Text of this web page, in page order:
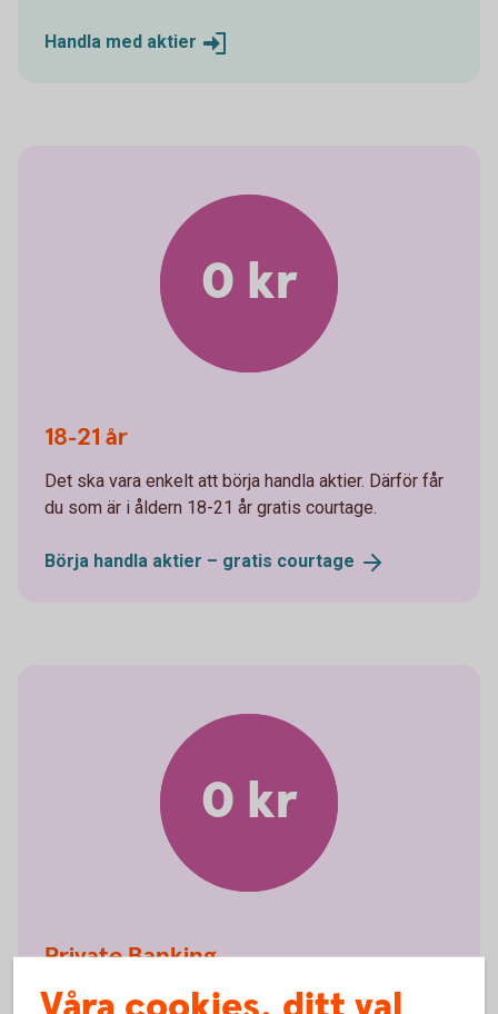
Handla med aktier
0 kr
18-21 år
Det ska vara enkelt att börja handla aktier. Därför får
du som är i åldern 18-21 år gratis courtage.
Börja handla aktier – gratis courtage
0 kr
Private Banking
Du som är Private Banking-kund betalar 0 kronor i